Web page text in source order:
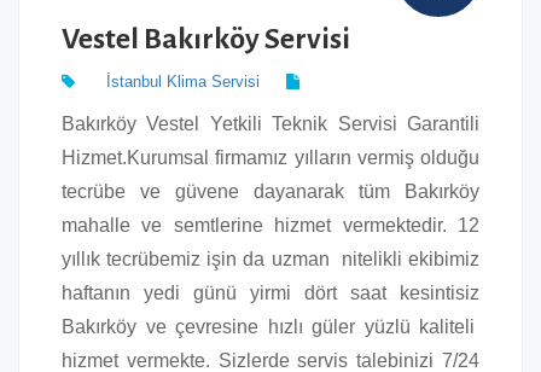
Vestel Bakırköy Servisi
İstanbul Klima Servisi
Bakırköy Vestel Yetkili Teknik Servisi Garantili
Hizmet.Kurumsal firmamız yılların vermiş olduğu
tecrübe ve güvene dayanarak tüm Bakırköy
mahalle ve semtlerine hizmet vermektedir. 12
yıllık tecrübemiz işin da uzman nitelikli ekibimiz
haftanın yedi günü yirmi dört saat kesintisiz
Bakırköy ve çevresine hızlı güler yüzlü kaliteli
hizmet vermekte. Sizlerde servis talebinizi 7/24